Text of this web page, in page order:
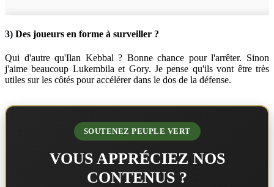
3) Des joueurs en forme à surveiller ?
Qui d'autre qu'Ilan Kebbal ? Bonne chance pour l'arrêter. Sinon
j'aime beaucoup Lukembila et Gory. Je pense qu'ils vont être très
utiles sur les côtés pour accélérer dans le dos de la défense.
SOUTENEZ PEUPLE VERT
VOUS APPRÉCIEZ NOS
CONTENUS ?